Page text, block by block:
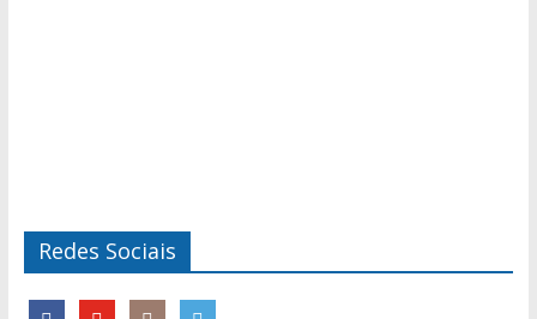
Redes Sociais